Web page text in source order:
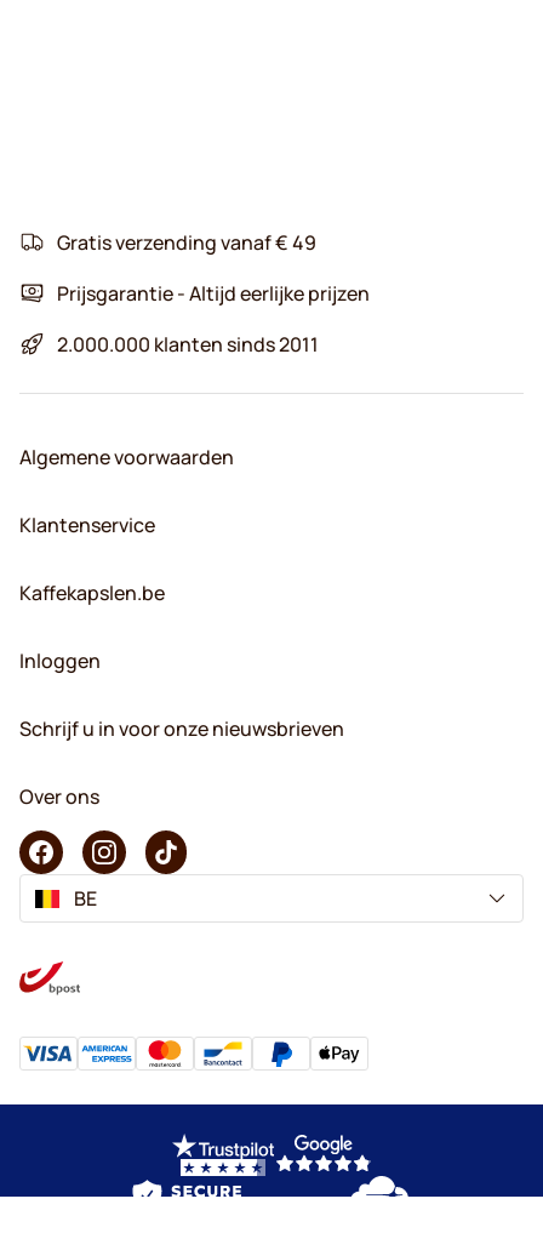
Gratis verzending vanaf € 49
Prijsgarantie - Altijd eerlijke prijzen
2.000.000 klanten sinds 2011
Algemene voorwaarden
Klantenservice
Kaffekapslen.be
Inloggen
Schrijf u in voor onze nieuwsbrieven
Over ons
BE